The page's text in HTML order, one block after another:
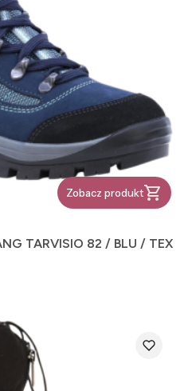
Zobacz produkt
TARVISIO 82 / BLU / TEX